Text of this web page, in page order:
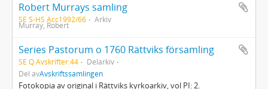
Robert Murrays samling
SE S-HS Acc1992/66 Arkiv
Murray, Robert
Series Pastorum o 1760 Rättviks församling
SE Q Avskrifter:44
Delarkiv
Del avAvskriftssamlingen
Fotokopia av original i Rättviks kyrkoarkiv, vol PI: 2.